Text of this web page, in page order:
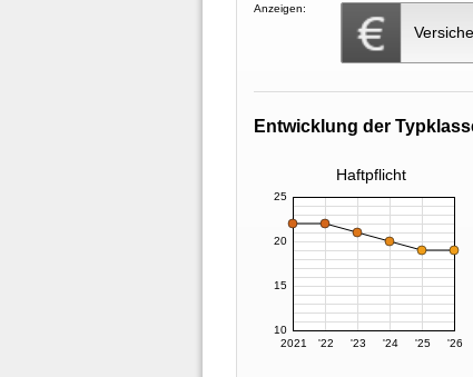
Anzeigen:
Entwicklung der
Haftpflicht
2021 '22 '23 '24 '25 '26
10
15
20
25